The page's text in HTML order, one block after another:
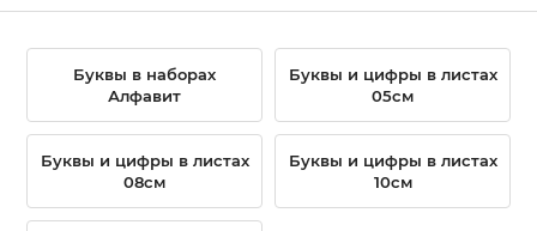
Буквы в наборах
Алфавит
Буквы и цифры в листах
05см
Буквы и цифры в листах
08см
Буквы и цифры в листах
10см